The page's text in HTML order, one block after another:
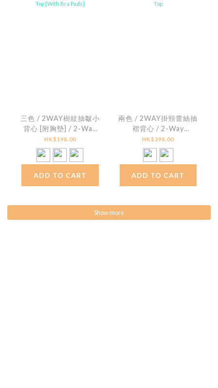
三色 / 2WAY樹紋抽皺小
背心 [附胸墊] / 2-Way
Crinkled Smocked Bra
Top [With Bra Pads]
HK$198.00
ADD TO CART
兩色 / 2WAY掛頸蕾絲抽
褶背心 / 2-Way
Textured Lace Ruched
Halter Top
HK$298.00
ADD TO CART
Show more